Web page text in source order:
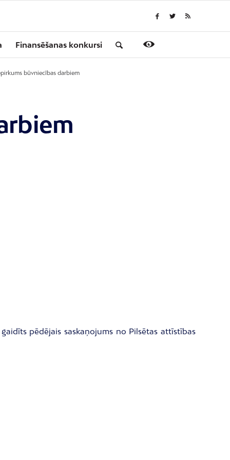
Finansēšanas konkursi
būvniecības darbiem
pēdējais saskaņojums no Pilsētas attīstības